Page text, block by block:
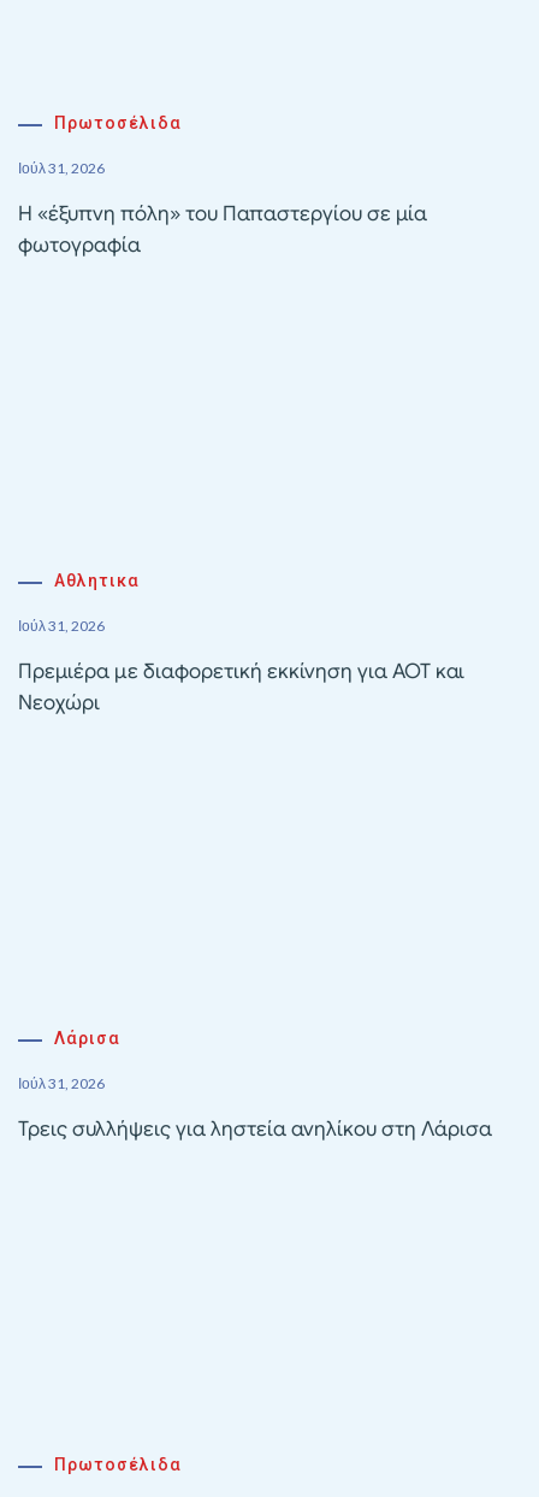
Πρωτοσέλιδα
Ιούλ 31, 2026
Η «έξυπνη πόλη» του Παπαστεργίου σε μία
φωτογραφία
Αθλητικα
Ιούλ 31, 2026
Πρεμιέρα με διαφορετική εκκίνηση για ΑΟΤ και
Νεοχώρι
Λάρισα
Ιούλ 31, 2026
Τρεις συλλήψεις για ληστεία ανηλίκου στη Λάρισα
Πρωτοσέλιδα